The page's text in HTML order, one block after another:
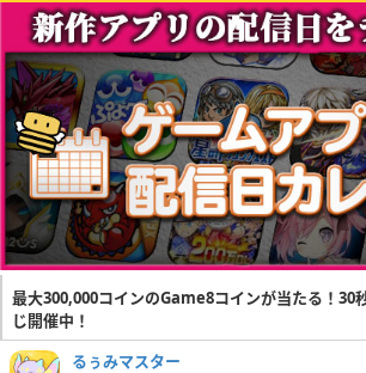
最大300,000コインのGame8コインが当たる！30
じ開催中！
るぅみマスター